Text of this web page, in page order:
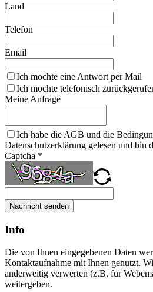
Land
Telefon
Email
Ich möchte eine Antwort per Mail
Ich möchte telefonisch
Meine Anfrage
Ich habe die AGB und die
Datenschutzerklärung gelesen und bin
Captcha *
Nachricht senden
Info
Die von Ihnen eingegebenen Daten
Kontaktaufnahme mit Ihnen genutzt.
anderweitig verwerten (z.B. für
weitergeben.